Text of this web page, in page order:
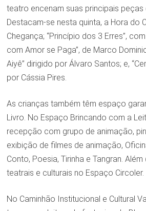
teatro encenam suas principais peças
Destacam-se nesta quinta, a Hora do
Chegança; “Princípio dos 3 Erres”,
com Amor se Paga”, de Marco
Aiyê” dirigido por Álvaro Santos; e,
por Cássia Pires.
As crianças também têm espaço
Livro. No Espaço Brincando com a
recepção com grupo de animação,
exibição de filmes de animação,
Conto, Poesia, Tirinha e Tangran.
teatrais e culturais no Espaço Circoler.
No Caminhão Institucional e Cultural